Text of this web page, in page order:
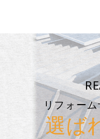
リフォー
選ば